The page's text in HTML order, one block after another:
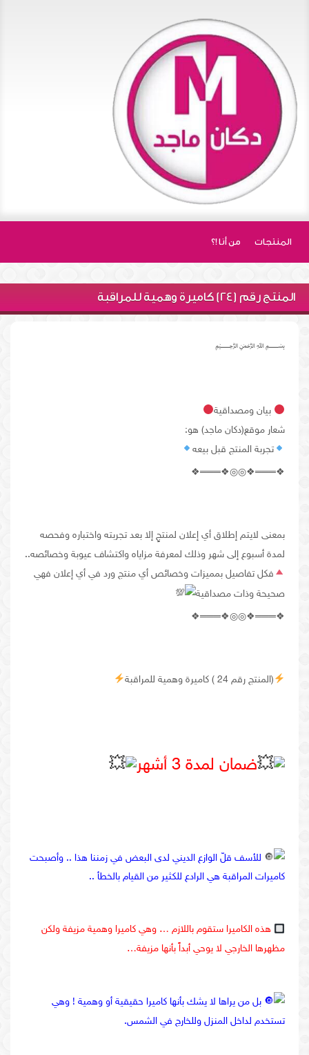
المنتجات من أنا !؟
المنتج رقم (24) كاميرة وهمية للمراقبة
﷽
بيان ومصداقية
شعار موقع(دكان ماجد) هو:
تجربة المنتج قبل بيعه
❖═══❖◎◎❖═══❖
بمعنى لايتم إطلاق أي إعلان لمنتجٍ إلا بعد تجربته واختباره وفحصه
لمدة أسبوع إلى شهر وذلك لمعرفة مزاياه واكتشاف عيوبة وخصائصه..
فكل تفاصيل بمميزات وخصائص أي منتج ورد في أي إعلان فهي
صحيحة وذات مصداقية
❖═══❖◎◎❖═══❖
(المنتج رقم 24 ) كاميرة وهمية للمراقبة
ضمان لمدة 3 أشهر
للأسف قلّ الوازع الديني لدى البعض في زمننا هذا .. وأصبحت
كاميرات المراقبة هي الرادع للكثير من القيام بالخطأ ..
هذه الكاميرا ستقوم باللازم … وهي كاميرا وهمية مزيفة ولكن
مظهرها الخارجي لا يوحي أبداً بأنها مزيفة…
بل من يراها لا يشك بأنها كاميرا حقيقية أو وهمية ! وهي
تستخدم لداخل المنزل وللخارج في الشمس.